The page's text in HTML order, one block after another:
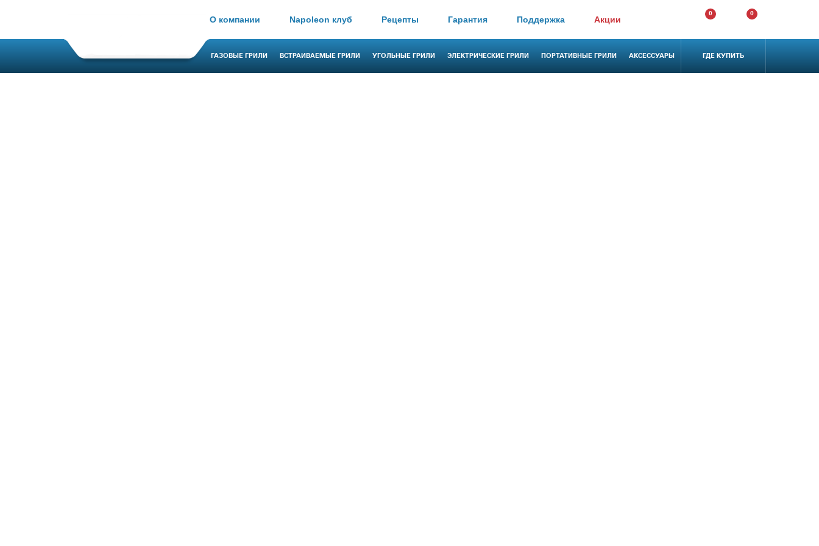
О компании Napoleon клуб Рецепты Гарантия Поддержка Акции
0 0
ГАЗОВЫЕ ГРИЛИ ВСТРАИВАЕМЫЕ ГРИЛИ УГОЛЬНЫЕ ГРИЛИ ЭЛЕКТРИЧЕСКИЕ ГРИЛИ ПОРТАТИВНЫЕ ГРИЛИ АКСЕССУАРЫ ГДЕ КУПИТЬ